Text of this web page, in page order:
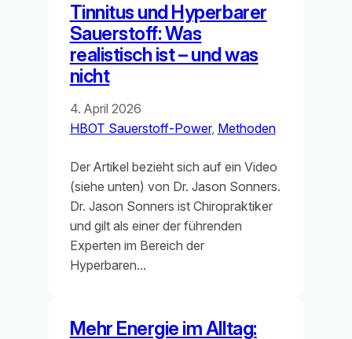
Tinnitus und Hyperbarer
Sauerstoff: Was
realistisch ist – und was
nicht
4. April 2026
HBOT Sauerstoff-Power, Methoden
Der Artikel bezieht sich auf ein Video
(siehe unten) von Dr. Jason Sonners.
Dr. Jason Sonners ist Chiropraktiker
und gilt als einer der führenden
Experten im Bereich der
Hyperbaren…
Mehr Energie im Alltag: